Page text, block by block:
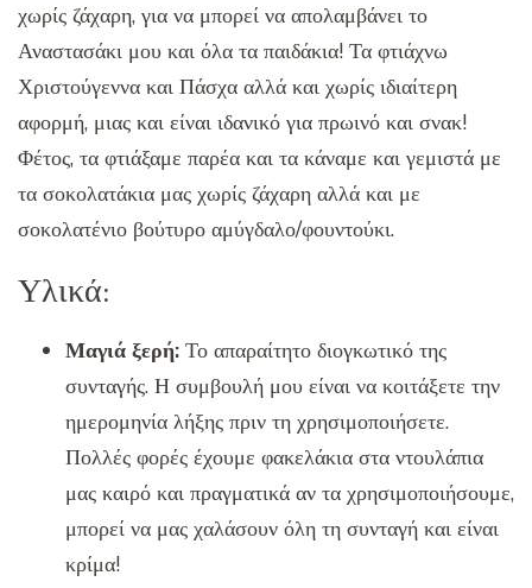
χωρίς ζάχαρη, για να μπορεί να απολαμβάνει το
Αναστασάκι μου και όλα τα παιδάκια! Τα φτιάχνω
Χριστούγεννα και Πάσχα αλλά και χωρίς ιδιαίτερη
αφορμή, μιας και είναι ιδανικό για πρωινό και σνακ!
Φέτος, τα φτιάξαμε παρέα και τα κάναμε και γεμιστά με
τα σοκολατάκια μας χωρίς ζάχαρη αλλά και με
σοκολατένιο βούτυρο αμύγδαλο/φουντούκι.
Υλικά:
Μαγιά ξερή: Το απαραίτητο διογκωτικό της
συνταγής. Η συμβουλή μου είναι να κοιτάξετε την
ημερομηνία λήξης πριν τη χρησιμοποιήσετε.
Πολλές φορές έχουμε φακελάκια στα ντουλάπια
μας καιρό και πραγματικά αν τα χρησιμοποιήσουμε,
μπορεί να μας χαλάσουν όλη τη συνταγή και είναι
κρίμα!